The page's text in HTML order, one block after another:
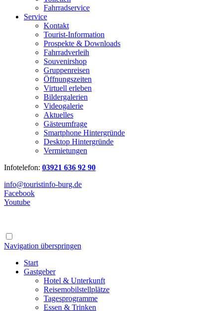
Fahrradservice
Service
Kontakt
Tourist-Information
Prospekte & Downloads
Fahrradverleih
Souvenirshop
Gruppenreisen
Öffnungszeiten
Virtuell erleben
Bildergalerien
Videogalerie
Aktuelles
Gästeumfrage
Smartphone Hintergründe
Desktop Hintergründe
Vermietungen
Infotelefon: 03921 636 92 90
info@touristinfo-burg.de
Facebook
Youtube
Navigation überspringen
Start
Gastgeber
Hotel & Unterkunft
Reisemobilstellplätze
Tagesprogramme
Essen & Trinken